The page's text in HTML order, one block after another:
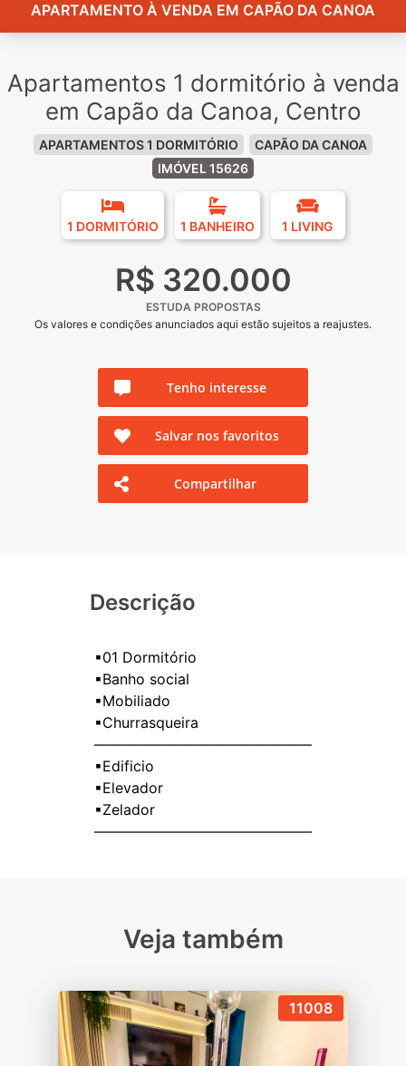
APARTAMENTO À VENDA EM CAPÃO DA CANOA
Apartamentos 1 dormitório à venda
em Capão da Canoa, Centro
APARTAMENTOS 1 DORMITÓRIO
CAPÃO DA CANOA
IMÓVEL 15626
1 DORMITÓRIO 1 BANHEIRO 1 LIVING
R$ 320.000
ESTUDA PROPOSTAS
Os valores e condições anunciados aqui estão sujeitos a reajustes.
Tenho interesse
Salvar nos favoritos
Compartilhar
Descrição
▪01 Dormitório
▪Banho social
▪Mobiliado
▪Churrasqueira
———————————————
▪Edificio
▪Elevador
▪Zelador
Veja também
11008